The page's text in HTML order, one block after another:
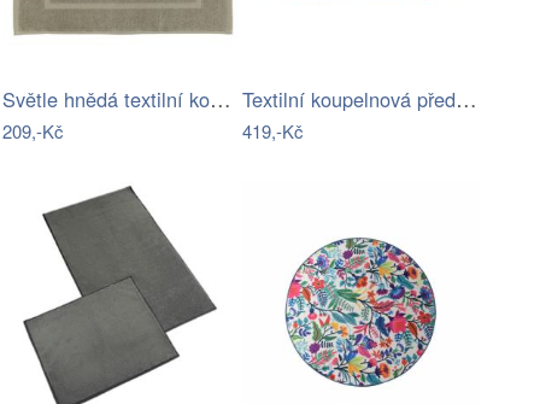
Světle hnědá textilní koupelnová…
209,-Kč
Textilní koupelnová předložka 45x70 cm…
419,-Kč